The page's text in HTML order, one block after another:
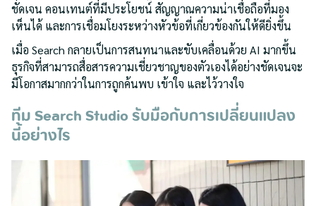
ชัดเจน คอนเทนต์ที่มีประโยชน์ สัญญาณความน่าเชื่อถือที่มอง
เห็นได้ และการเชื่อมโยงระหว่างหัวข้อที่เกี่ยวข้องกันให้ดียิ่งขึ้น
เมื่อ Search กลายเป็นการสนทนาและขับเคลื่อนด้วย AI มากขึ้น
ธุรกิจที่สามารถสื่อสารความเชี่ยวชาญของตัวเองได้อย่างชัดเจนจะ
มีโอกาสมากกว่าในการถูกค้นพบ เข้าใจ และไว้วางใจ
ทีม Search Studio รับมือกับการเปลี่ยนแปลง
นี้อย่างไร